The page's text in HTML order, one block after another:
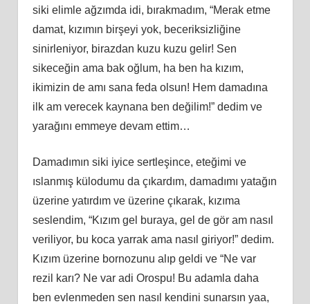
siki elimle ağzımda idi, bırakmadım, “Merak etme
damat, kızımın birşeyi yok, beceriksizliğine
sinirleniyor, birazdan kuzu kuzu gelir! Sen
sikeceğin ama bak oğlum, ha ben ha kızım,
ikimizin de amı sana feda olsun! Hem damadına
ilk am verecek kaynana ben değilim!” dedim ve
yarağını emmeye devam ettim…
Damadımın siki iyice sertleşince, eteğimi ve
ıslanmış külodumu da çıkardım, damadımı yatağın
üzerine yatırdım ve üzerine çıkarak, kızıma
seslendim, “Kızım gel buraya, gel de gör am nasıl
veriliyor, bu koca yarrak ama nasıl giriyor!” dedim.
Kızım üzerine bornozunu alıp geldi ve “Ne var
rezil karı? Ne var adi Orospu! Bu adamla daha
ben evlenmeden sen nasıl kendini sunarsın yaa,